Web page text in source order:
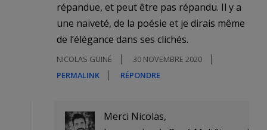
répandue, et peut être pas répandu. Il y a
une naïveté, de la poésie et je dirais même
de l’élégance dans ses clichés.
NICOLAS GUINÉ
30 NOVEMBRE 2020
PERMALINK
RÉPONDRE
Merci Nicolas,